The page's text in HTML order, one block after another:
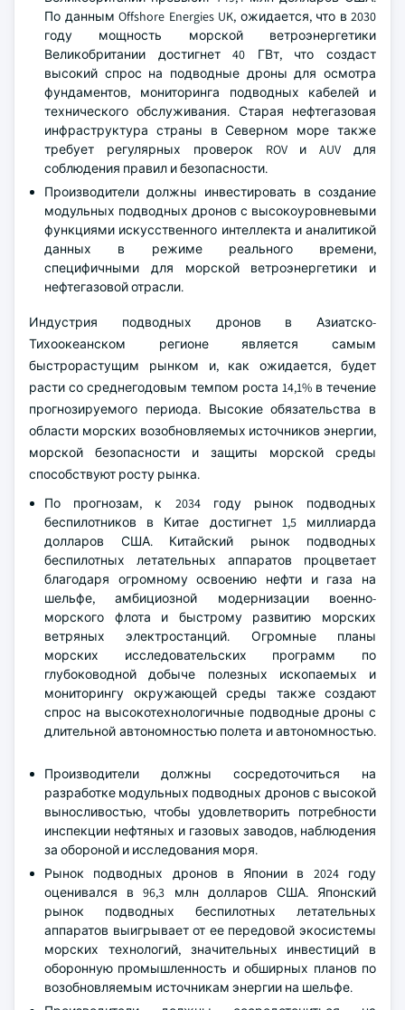
По данным Offshore Energies UK, ожидается, что в 2030
году мощность морской ветроэнергетики
Великобритании достигнет 40 ГВт, что создаст
высокий спрос на подводные дроны для осмотра
фундаментов, мониторинга подводных кабелей и
технического обслуживания. Старая нефтегазовая
инфраструктура страны в Северном море также
требует регулярных проверок ROV и AUV для
соблюдения правил и безопасности.
Производители должны инвестировать в создание
модульных подводных дронов с высокоуровневыми
функциями искусственного интеллекта и аналитикой
данных в режиме реального времени,
специфичными для морской ветроэнергетики и
нефтегазовой отрасли.
Индустрия подводных дронов в Азиатско-
Тихоокеанском регионе является самым
быстрорастущим рынком и, как ожидается, будет
расти со среднегодовым темпом роста 14,1% в течение
прогнозируемого периода. Высокие обязательства в
области морских возобновляемых источников энергии,
морской безопасности и защиты морской среды
способствуют росту рынка.
По прогнозам, к 2034 году рынок подводных
беспилотников в Китае достигнет 1,5 миллиарда
долларов США. Китайский рынок подводных
беспилотных летательных аппаратов процветает
благодаря огромному освоению нефти и газа на
шельфе, амбициозной модернизации военно-
морского флота и быстрому развитию морских
ветряных электростанций. Огромные планы
морских исследовательских программ по
глубоководной добыче полезных ископаемых и
мониторингу окружающей среды также создают
спрос на высокотехнологичные подводные дроны с
длительной автономностью полета и автономностью.
Производители должны сосредоточиться на
разработке модульных подводных дронов с высокой
выносливостью, чтобы удовлетворить потребности
инспекции нефтяных и газовых заводов, наблюдения
за обороной и исследования моря.
Рынок подводных дронов в Японии в 2024 году
оценивался в 96,3 млн долларов США. Японский
рынок подводных беспилотных летательных
аппаратов выигрывает от ее передовой экосистемы
морских технологий, значительных инвестиций в
оборонную промышленность и обширных планов по
возобновляемым источникам энергии на шельфе.